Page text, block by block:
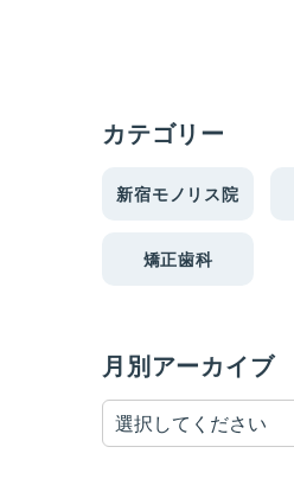
カテゴリー
新宿モノリス院
矯正歯科
月別アーカイブ